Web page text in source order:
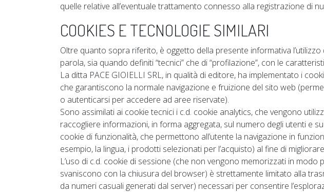
quelle relative all’eventuale trattamento connesso alla registrazione di
COOKIES E TECNOLOGIE SIMILARI
Oltre quanto sopra riferito, è oggetto della presente informativa
parola, sia quando definiti “tecnici” che di “profilazione”, con le
La ditta PACE GIOIELLI SRL, in qualità di editore, ha implementato i
che garantiscono la normale navigazione e fruizione del sito web
o autenticarsi per accedere ad aree riservate).
Sono assimilati ai cookie tecnici i c.d. cookie analytics, che vengono
raccogliere informazioni, in forma aggregata, sul numero degli utenti e
cookie di funzionalità, che permettono all’utente la navigazione in
esempio, la lingua, i prodotti selezionati per l’acquisto) al fine di
L’uso di c.d. cookie di sessione (che non vengono memorizzati in modo
svaniscono con la chiusura del browser) è strettamente limitato alla
da numeri casuali generati dal server) necessari per consentire